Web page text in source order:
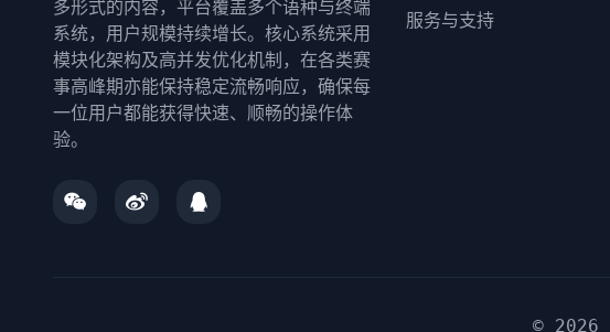
多形式的内容，平台覆盖多个语种与终端
系统，用户规模持续增长。核心系统采用
模块化架构及高并发优化机制，在各类赛
事高峰期亦能保持稳定流畅响应，确保每
一位用户都能获得快速、顺畅的操作体
验。
服务与支持
© 2026